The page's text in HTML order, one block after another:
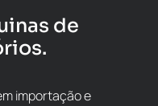
de
importação e